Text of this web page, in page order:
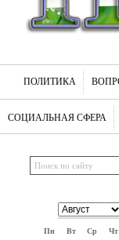
ПОЛИТИКА
СОЦИАЛЬНАЯ СФЕРА
Пн Вт Ср Чт